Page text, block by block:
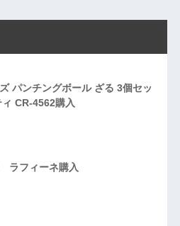
パンチングボール ざる 3個セッ
ィ CR-4562購入
ラフィーネ購入